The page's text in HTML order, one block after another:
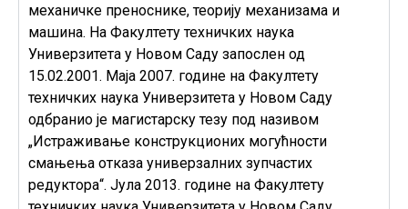
механичке преноснике, теорију механизама и
машина. На Факултету техничких наука
Универзитета у Новом Саду запослен од
15.02.2001. Маја 2007. године на Факултету
техничких наука Универзитета у Новом Саду
одбранио је магистарску тезу под називом
„Истраживање конструкционих могућности
смањења отказа универзалних зупчастих
редуктора“. Јула 2013. године на Факултету